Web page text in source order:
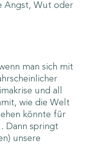
Angst, Wut oder
man sich mit
und all
wie die Welt
könnte für
Dann springt
unsere